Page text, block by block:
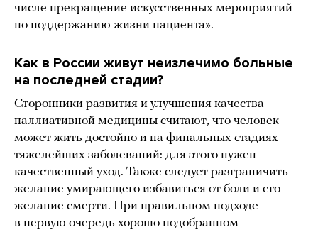
числе прекращение искусственных мероприятий
по поддержанию жизни пациента».
Как в России живут неизлечимо больные
на последней стадии?
Сторонники развития и улучшения качества
паллиативной медицины считают, что человек
может жить достойно и на финальных стадиях
тяжелейших заболеваний: для этого нужен
качественный уход. Также следует разграничить
желание умирающего избавиться от боли и его
желание смерти. При правильном подходе —
в первую очередь хорошо подобранном